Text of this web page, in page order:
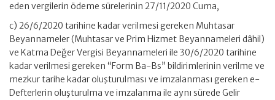
eden vergilerin ödeme sürelerinin 27/11/2020 Cuma,
c) 26/6/2020 tarihine kadar verilmesi gereken Muhtasar
Beyannameler (Muhtasar ve Prim Hizmet Beyannameleri dâhil)
ve Katma Değer Vergisi Beyannameleri ile 30/6/2020 tarihine
kadar verilmesi gereken “Form Ba-Bs” bildirimlerinin verilme ve
mezkur tarihe kadar oluşturulması ve imzalanması gereken e-
Defterlerin oluşturulma ve imzalanma ile aynı sürede Gelir